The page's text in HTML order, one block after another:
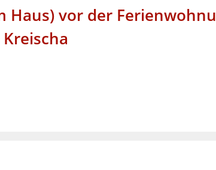
Haus) vor der